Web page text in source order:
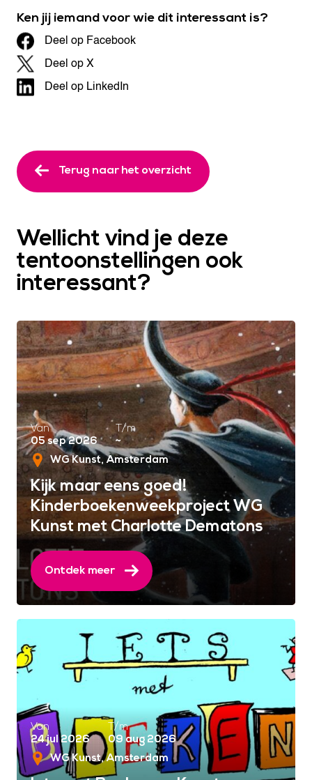
Ken jij iemand voor wie dit interessant is?
Deel op Facebook
Deel op X
Deel op LinkedIn
Terug naar het overzicht
Wellicht vind je deze
tentoonstellingen ook
interessant?
Van
05 sep 2026
T/m
~
WG Kunst Amsterdam
Kijk maar eens goed!
Kinderboekenweekproject WG
Kunst met Charlotte Dematons
Ontdek meer
Van
24 jul 2026
T/m
09 aug 2026
WG Kunst Amsterdam